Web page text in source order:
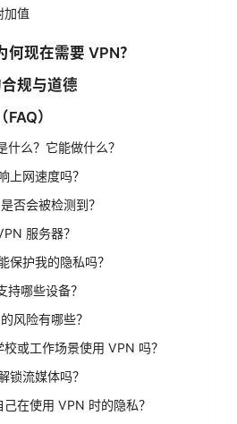
加值
现在需要 VPN？
规与道德
）
什么？它能做什么？
上网速度吗？
否会被检测到？
服务器？
保护我的隐私吗？
持哪些设备？
风险有哪些？
或工作场景使用 VPN 吗？
锁流媒体吗？
在使用 VPN 时的隐私？